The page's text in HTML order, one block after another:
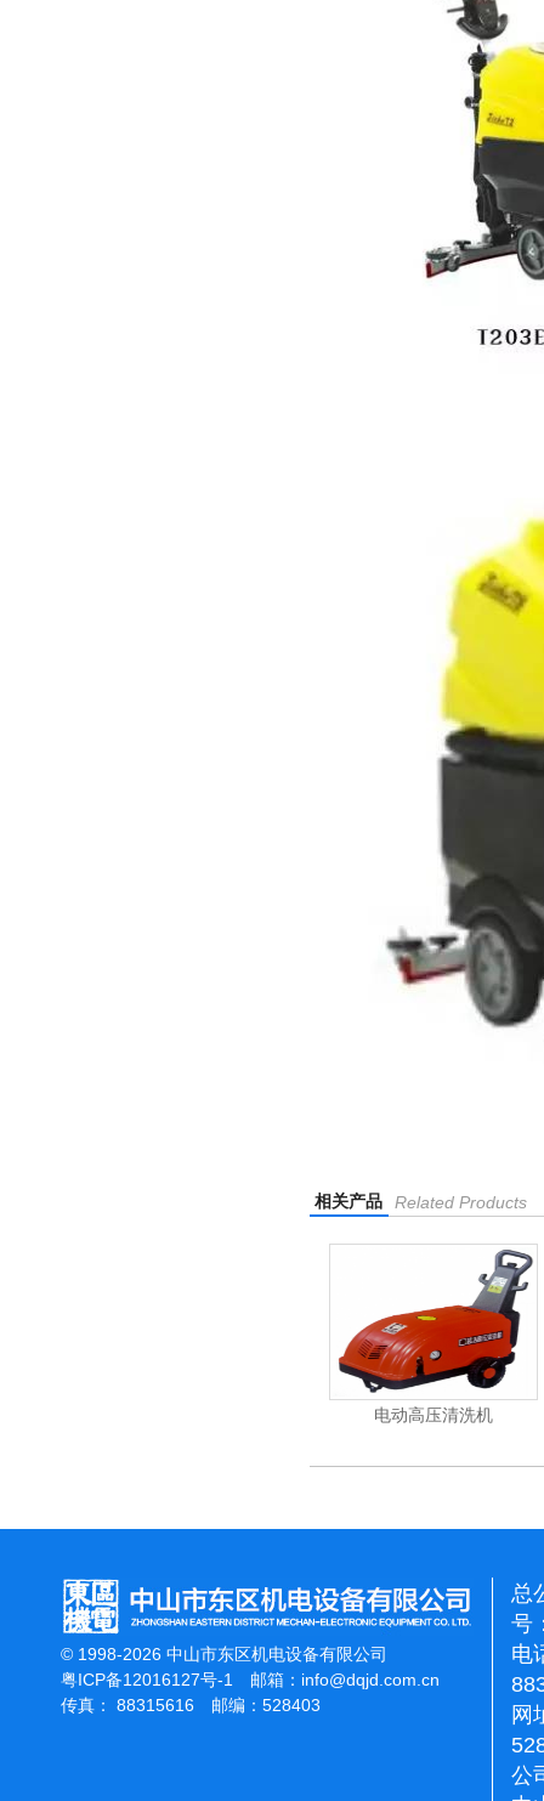
相关产品 Related Products
吸尘机
© 1998-2026 中山市东区机电设备有限公司
粤ICP备12016127号-1 邮箱： info@dqjd.com.cn
传真： 88315616 邮编：528403
总
号
电
网
公